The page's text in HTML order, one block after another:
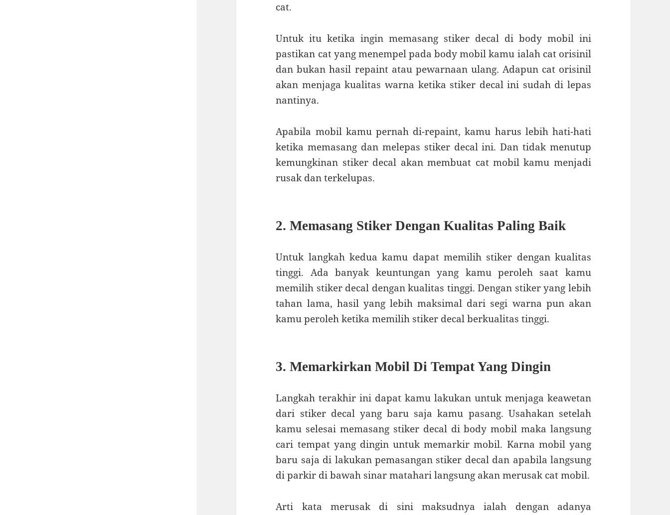
cat.
Untuk itu ketika ingin memasang stiker decal di body mobil ini
pastikan cat yang menempel pada body mobil kamu ialah cat orisinil
dan bukan hasil repaint atau pewarnaan ulang. Adapun cat orisinil
akan menjaga kualitas warna ketika stiker decal ini sudah di lepas
nantinya.
Apabila mobil kamu pernah di-repaint, kamu harus lebih hati-hati
ketika memasang dan melepas stiker decal ini. Dan tidak menutup
kemungkinan stiker decal akan membuat cat mobil kamu menjadi
rusak dan terkelupas.
2. Memasang Stiker Dengan Kualitas Paling Baik
Untuk langkah kedua kamu dapat memilih stiker dengan kualitas
tinggi. Ada banyak keuntungan yang kamu peroleh saat kamu
memilih stiker decal dengan kualitas tinggi. Dengan stiker yang lebih
tahan lama, hasil yang lebih maksimal dari segi warna pun akan
kamu peroleh ketika memilih stiker decal berkualitas tinggi.
3. Memarkirkan Mobil Di Tempat Yang Dingin
Langkah terakhir ini dapat kamu lakukan untuk menjaga keawetan
dari stiker decal yang baru saja kamu pasang. Usahakan setelah
kamu selesai memasang stiker decal di body mobil maka langsung
cari tempat yang dingin untuk memarkir mobil. Karna mobil yang
baru saja di lakukan pemasangan stiker decal dan apabila langsung
di parkir di bawah sinar matahari langsung akan merusak cat mobil.
Arti kata merusak di sini maksudnya ialah dengan adanya